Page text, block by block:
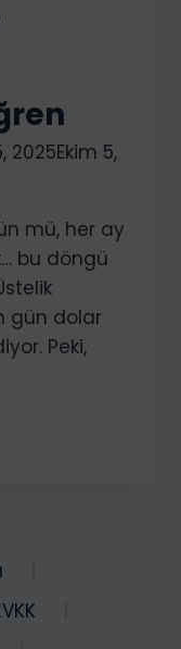
2025Ekim 5,
mü, her ay
bu döngü
gün dolar
Peki,